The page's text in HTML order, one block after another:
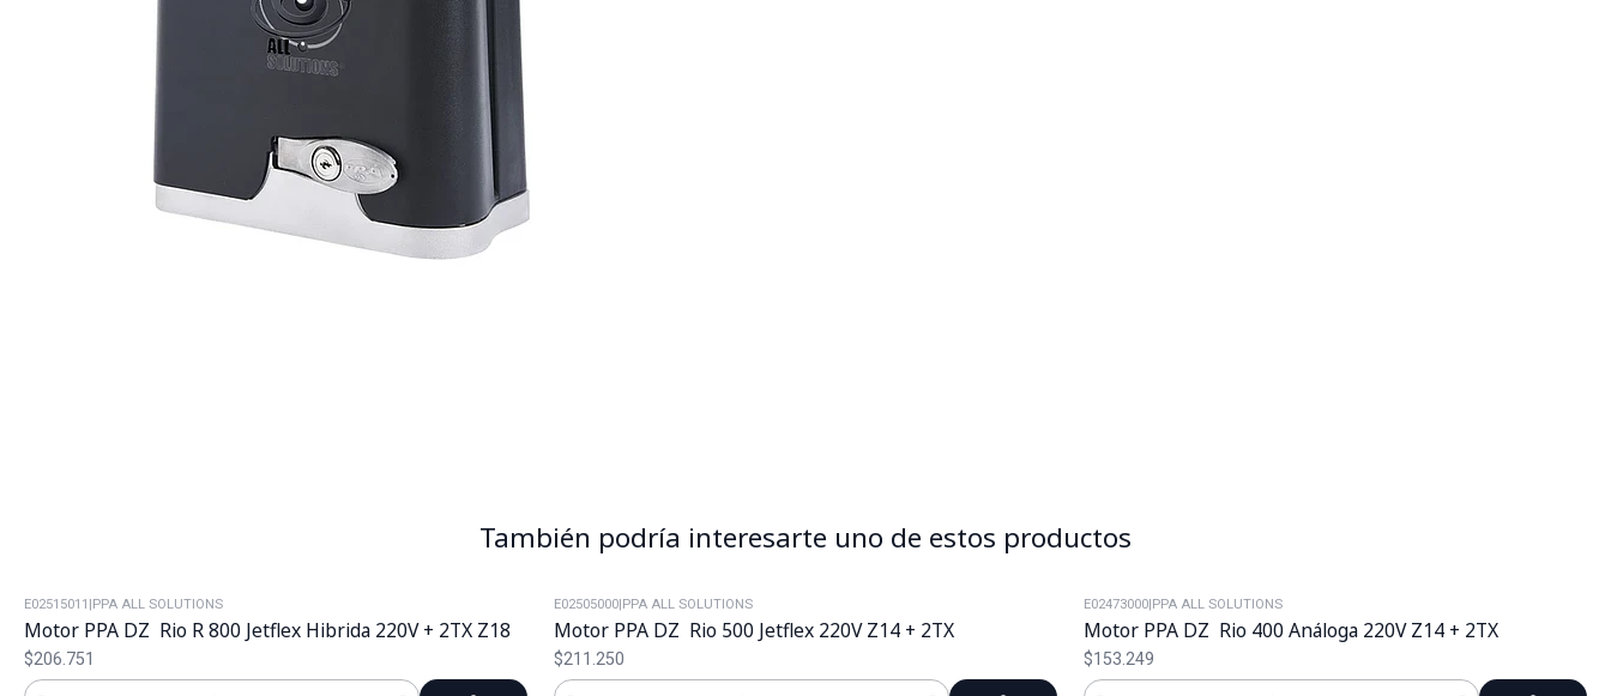
También podría interesarte uno de estos productos
E02515011 |PPA ALL SOLUTIONS
Motor PPA DZ Rio R 800 Jetflex Hibrida 220V + 2TX Z18
$206.751
E02505000|PPA ALL SOLUTIONS
Motor PPA DZ Rio 500 Jetflex 220V Z14 + 2TX
$211.250
E02473000|PPA ALL SOLUTIONS
Motor PPA DZ Rio 400 Análoga 220V Z14 + 2TX
$153.249